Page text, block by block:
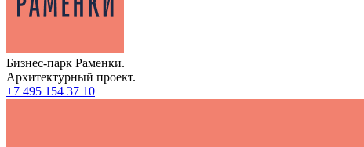
Бизнес-парк Раменки.
Архитектурный проект.
+7 495 154 37 10